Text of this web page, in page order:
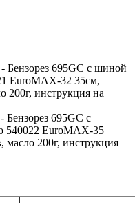
Бензорез 695GC с шиной
EuroMAX-32 35см,
200г, инструкция на
Бензорез 695GC с
540022 EuroMAX-35
масло 200г, инструкция